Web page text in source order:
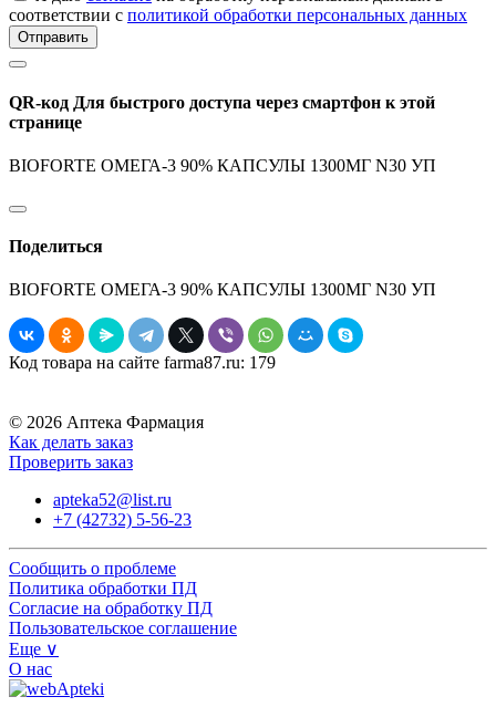
соответствии с политикой обработки персональных данных
Отправить
QR-код Для быстрого доступа через смартфон к этой
странице
BIOFORTE ОМЕГА-3 90% КАПСУЛЫ 1300МГ N30 УП
Поделиться
BIOFORTE ОМЕГА-3 90% КАПСУЛЫ 1300МГ N30 УП
Код товара на сайте farma87.ru: 179
© 2026 Аптека Фармация
Как делать заказ
Проверить заказ
apteka52@list.ru
+7 (42732) 5-56-23
Сообщить о проблеме
Политика обработки ПД
Согласие на обработку ПД
Пользовательское соглашение
Еще ∨
О нас